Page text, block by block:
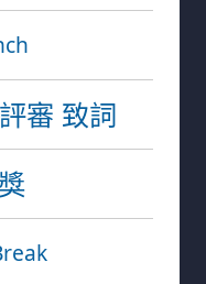
審 致詞